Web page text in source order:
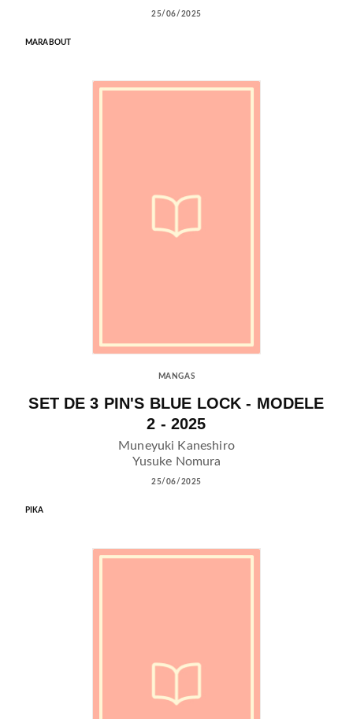
25/06/2025
MARABOUT
MANGAS
SET DE 3 PIN'S BLUE LOCK - MODELE
2 - 2025
Muneyuki Kaneshiro
Yusuke Nomura
25/06/2025
PIKA